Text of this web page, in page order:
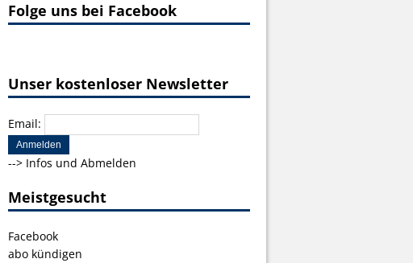
Folge uns bei Facebook
Unser kostenloser Newsletter
Email:
--> Infos und Abmelden
Meistgesucht
Facebook
abo kündigen